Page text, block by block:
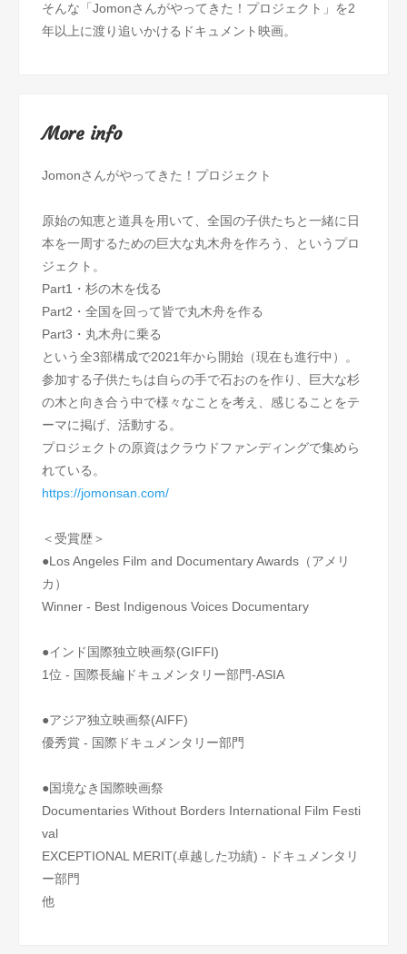
そんな「Jomonさんがやってきた！プロジェクト」を2
年以上に渡り追いかけるドキュメント映画。
More info
Jomonさんがやってきた！プロジェクト
原始の知恵と道具を用いて、全国の子供たちと一緒に日
本を一周するための巨大な丸木舟を作ろう、というプロ
ジェクト。
Part1・杉の木を伐る
Part2・全国を回って皆で丸木舟を作る
Part3・丸木舟に乗る
という全3部構成で2021年から開始（現在も進行中）。
参加する子供たちは自らの手で石おのを作り、巨大な杉
の木と向き合う中で様々なことを考え、感じることをテ
ーマに掲げ、活動する。
プロジェクトの原資はクラウドファンディングで集めら
れている。
https://jomonsan.com/
​＜受賞歴＞
●Los Angeles Film and Documentary Awards（アメリ
カ）
Winner - Best Indigenous Voices Documentary
●インド国際独立映画祭(GIFFI)
1位 - 国際長編ドキュメンタリー部門-ASIA
●アジア独立映画祭(AIFF)
優秀賞 - 国際ドキュメンタリー部門
●国境なき国際映画祭
​Documentaries Without Borders International Film Festi
val
EXCEPTIONAL MERIT(卓越した功績) - ドキュメンタリ
ー部門
他